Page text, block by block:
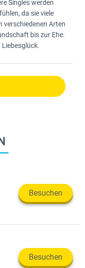
Singles werden
da sie viele
verschiedenen Arten
bis zur Ehe.
Liebesglück.
Besuchen
Besuchen